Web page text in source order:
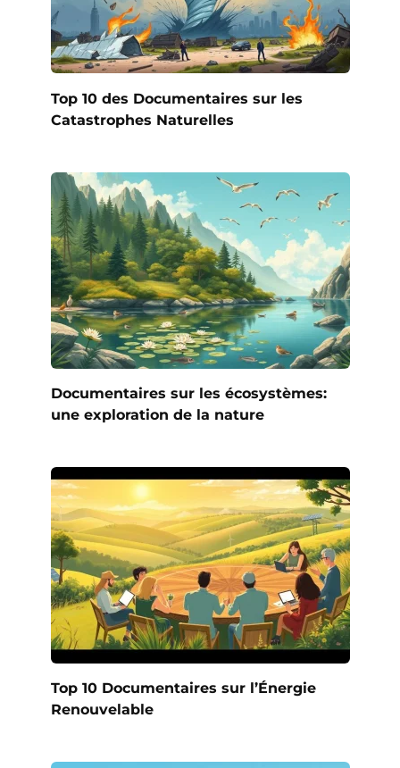
Top 10 des Documentaires sur les
Catastrophes Naturelles
Documentaires sur les écosystèmes:
une exploration de la nature
Top 10 Documentaires sur l’Énergie
Renouvelable